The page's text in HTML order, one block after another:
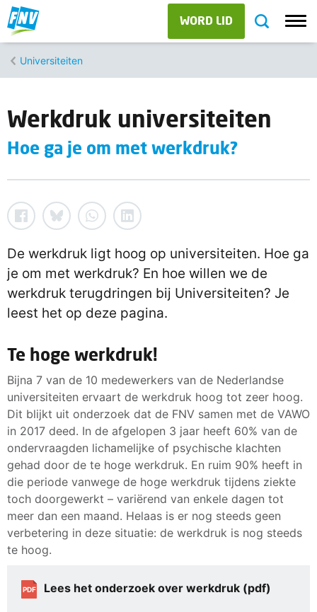
WORD LID
Universiteiten
Werkdruk universiteiten
Hoe ga je om met werkdruk?
De werkdruk ligt hoog op universiteiten. Hoe ga
je om met werkdruk? En hoe willen we de
werkdruk terugdringen bij Universiteiten? Je
leest het op deze pagina.
Te hoge werkdruk!
Bijna 7 van de 10 medewerkers van de Nederlandse
universiteiten ervaart de werkdruk hoog tot zeer hoog.
Dit blijkt uit onderzoek dat de FNV samen met de VAWO
in 2017 deed. In de afgelopen 3 jaar heeft 60% van de
ondervraagden lichamelijke of psychische klachten
gehad door de te hoge werkdruk. En ruim 90% heeft in
die periode vanwege de hoge werkdruk tijdens ziekte
toch doorgewerkt – variërend van enkele dagen tot
meer dan een maand. Helaas is er nog steeds geen
verbetering in deze situatie: de werkdruk is nog steeds
te hoog.
PDF Lees het onderzoek over werkdruk (pdf)